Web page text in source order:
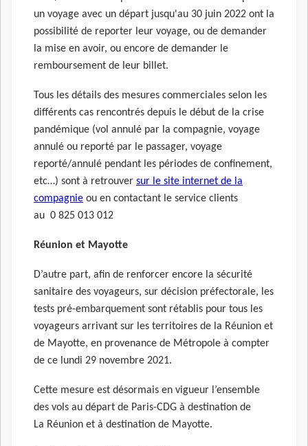
un voyage avec un départ jusqu'au 30 juin 2022 ont la
possibilité de reporter leur voyage, ou de demander
la mise en avoir, ou encore de demander le
remboursement de leur billet.
Tous les détails des mesures commerciales selon les
différents cas rencontrés depuis le début de la crise
pandémique (vol annulé par la compagnie, voyage
annulé ou reporté par le passager, voyage
reporté/annulé pendant les périodes de confinement,
etc…) sont à retrouver sur le site internet de la
compagnie ou en contactant le service clients
au 0 825 013 012
Réunion et Mayotte
D’autre part, afin de renforcer encore la sécurité
sanitaire des voyageurs, sur décision préfectorale, les
tests pré-embarquement sont rétablis pour tous les
voyageurs arrivant sur les territoires de la Réunion et
de Mayotte, en provenance de Métropole à compter
de ce lundi 29 novembre 2021.
Cette mesure est désormais en vigueur l’ensemble
des vols au départ de Paris-CDG à destination de
La Réunion et à destination de Mayotte.